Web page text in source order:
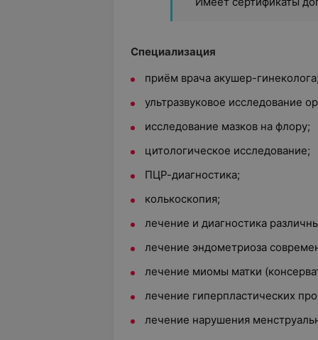
Специализация
приём врача акушер-гинеколога;
ультразвуковое исследование
исследование мазков на флору;
цитологическое исследование;
ПЦР-диагностика;
колькоскопия;
лечение и диагностика
лечение эндометриоза
лечение миомы матки
лечение гиперпластических
лечение нарушения